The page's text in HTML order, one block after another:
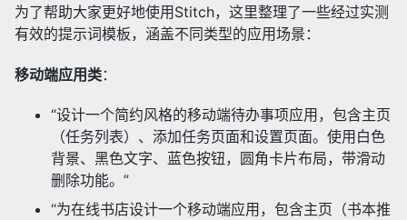
为了帮助大家更好地使用Stitch，这里整理了一些经过实测
有效的提示词模板，涵盖不同类型的应用场景：
移动端应用类：
“设计一个简约风格的移动端待办事项应用，包含主页
（任务列表）、添加任务页面和设置页面。使用白色
背景、黑色文字、蓝色按钮，圆角卡片布局，带滑动
删除功能。”
“为在线书店设计一个移动端应用，包含主页（书本推